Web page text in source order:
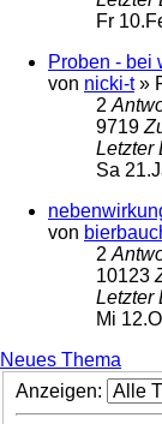
Fr
Proben - bei
von nicki-t»
2
9719
Letzter
Sa
von
2
10123
Letzter
Mi
Neues Thema
Anzeigen: